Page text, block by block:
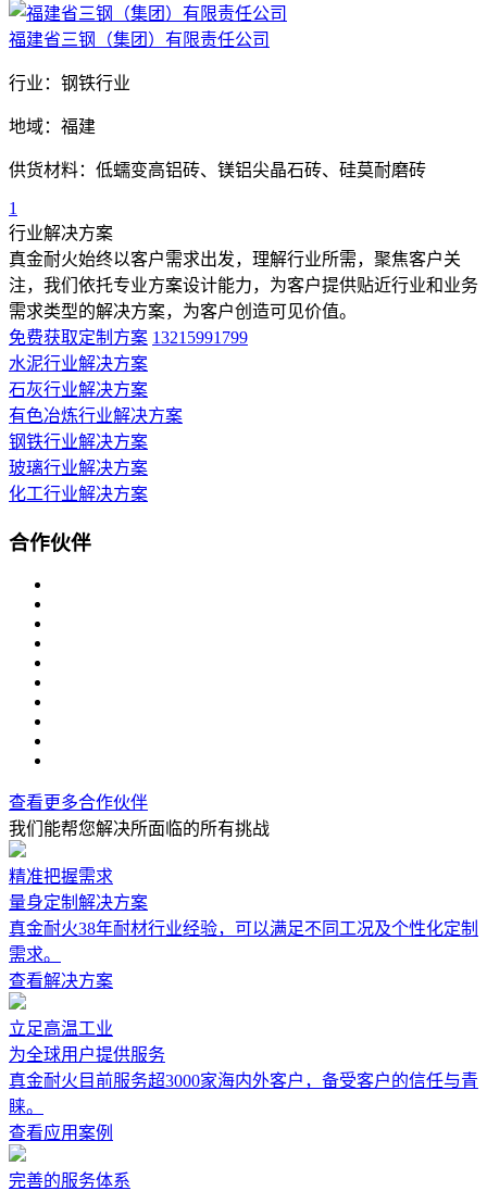
福建省三钢（集团）有限责任公司
行业：钢铁行业
地域：福建
供货材料：低蠕变高铝砖、镁铝尖晶石砖、硅莫耐磨砖
1
行业解决方案
真金耐火始终以客户需求出发，理解行业所需，聚焦客户关
注，我们依托专业方案设计能力，为客户提供贴近行业和业务
需求类型的解决方案，为客户创造可见价值。
免费获取定制方案 13215991799
水泥行业解决方案
石灰行业解决方案
有色冶炼行业解决方案
钢铁行业解决方案
玻璃行业解决方案
化工行业解决方案
合作伙伴
查看更多合作伙伴
我们能帮您解决所面临的所有挑战
精准把握需求
量身定制解决方案
真金耐火38年耐材行业经验，可以满足不同工况及个性化定制
需求。
查看解决方案
立足高温工业
为全球用户提供服务
真金耐火目前服务超3000家海内外客户，备受客户的信任与青
睐。
查看应用案例
完善的服务体系